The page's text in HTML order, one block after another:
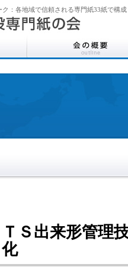
ク：各地域で信頼される専門紙33紙で構成
ＴＳ出来形管理
化